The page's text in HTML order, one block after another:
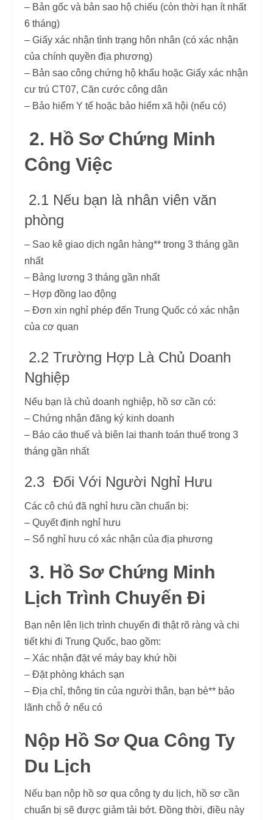
– Bản gốc và bản sao hộ chiếu (còn thời hạn ít nhất
6 tháng)
– Giấy xác nhận tình trạng hôn nhân (có xác nhận
của chính quyền địa phương)
– Bản sao công chứng hộ khẩu hoặc Giấy xác nhận
cư trú CT07, Căn cước công dân
– Bảo hiểm Y tế hoặc bảo hiểm xã hội (nếu có)
2. Hồ Sơ Chứng Minh
Công Việc
2.1 Nếu bạn là nhân viên văn
phòng
– Sao kê giao dịch ngân hàng** trong 3 tháng gần
nhất
– Bảng lương 3 tháng gần nhất
– Hợp đồng lao động
– Đơn xin nghỉ phép đến Trung Quốc có xác nhận
của cơ quan
2.2 Trường Hợp Là Chủ Doanh
Nghiệp
Nếu bạn là chủ doanh nghiệp, hồ sơ cần có:
– Chứng nhận đăng ký kinh doanh
– Báo cáo thuế và biên lai thanh toán thuế trong 3
tháng gần nhất
2.3 Đối Với Người Nghỉ Hưu
Các cô chú đã nghỉ hưu cần chuẩn bị:
– Quyết định nghỉ hưu
– Sổ nghỉ hưu có xác nhận của địa phương
3. Hồ Sơ Chứng Minh
Lịch Trình Chuyến Đi
Bạn nên lên lịch trình chuyến đi thật rõ ràng và chi
tiết khi đi Trung Quốc, bao gồm:
– Xác nhận đặt vé máy bay khứ hồi
– Đặt phòng khách sạn
– Địa chỉ, thông tin của người thân, bạn bè** bảo
lãnh chỗ ở nếu có
Nộp Hồ Sơ Qua Công Ty
Du Lịch
Nếu bạn nộp hồ sơ qua công ty du lịch, hồ sơ cần
chuẩn bị sẽ được giảm tải bớt. Đồng thời, điều này